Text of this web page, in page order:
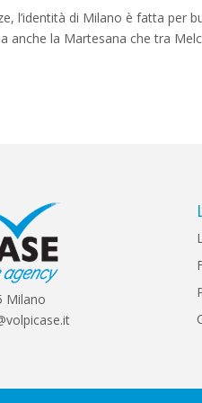
l’identità di Milano è fatta per
anche la Martesana che tra
Milano